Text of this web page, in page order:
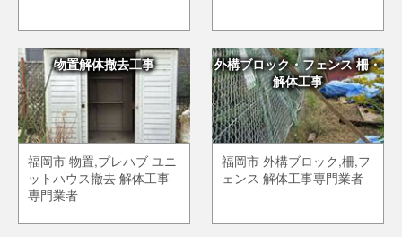
物置解体撤去工事
福岡市 物置,プレハブ ユニ
ットハウス撤去 解体工事
専門業者
外構ブロック・フェンス 柵・
解体工事
福岡市 外構ブロック,柵,フ
ェンス 解体工事専門業者